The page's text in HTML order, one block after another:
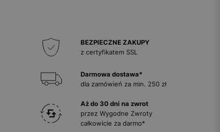
BEZPIECZNE ZAKUPY
z certyfikatem SSL
Darmowa dostawa*
dla zamówień za min. 250 zł
Aż do 30 dni na zwrot
przez Wygodne Zwroty
całkowicie za darmo*